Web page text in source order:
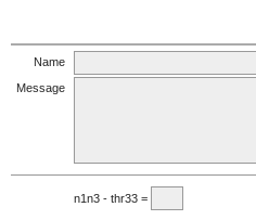
Name
Message
n1n3 - thr33 =